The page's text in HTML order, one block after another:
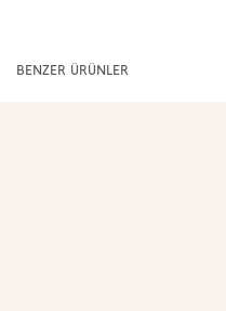
BENZER ÜRÜNLER